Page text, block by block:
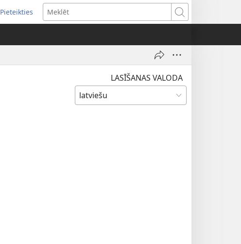
Pieteikties
(opens
new
Meklēt
LASĪŠANAS VALODA